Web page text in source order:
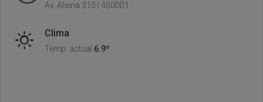
Av. Alsina 315 | 450001
Clima
Temp. actual 6.9º